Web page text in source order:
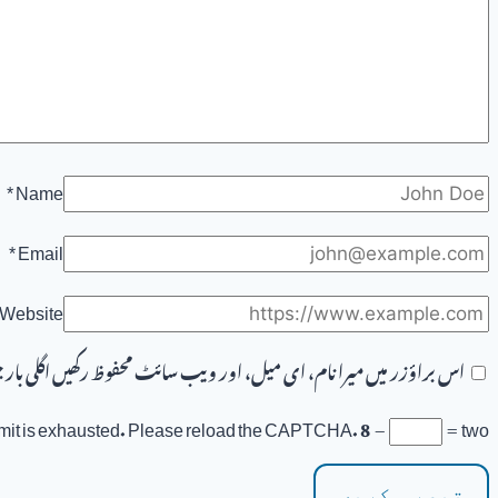
Name
*
Email
*
Website
اس براؤزر میں میرا نام، ای میل، اور ویب سائٹ محفوظ رکھیں
is exhausted. Please reload the CAPTCHA.8− =two